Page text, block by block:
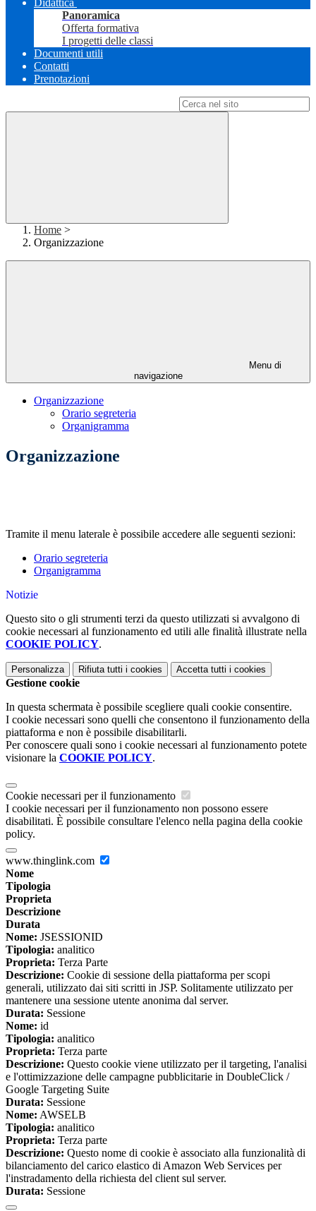
Didattica
Panoramica
Offerta formativa
I progetti delle classi
Documenti utili
Contatti
Prenotazioni
Home >
Organizzazione
Menu di
navigazione
Organizzazione
Orario segreteria
Organigramma
Organizzazione
Tramite il menu laterale è possibile accedere alle seguenti sezioni:
Orario segreteria
Organigramma
Notizie
Questo sito o gli strumenti terzi da questo utilizzati si avvalgono di
cookie necessari al funzionamento ed utili alle finalità illustrate nella
COOKIE POLICY.
Personalizza Rifiuta tutti i cookies Accetta tutti i cookies
Gestione cookie
In questa schermata è possibile scegliere quali cookie consentire.
I cookie necessari sono quelli che consentono il funzionamento della
piattaforma e non è possibile disabilitarli.
Per conoscere quali sono i cookie necessari al funzionamento potete
visionare la COOKIE POLICY.
Cookie necessari per il funzionamento
I cookie necessari per il funzionamento non possono essere
disabilitati. È possibile consultare l'elenco nella pagina della cookie
policy.
www.thinglink.com
Nome
Tipologia
Proprieta
Descrizione
Durata
Nome: JSESSIONID
Tipologia: analitico
Proprieta: Terza Parte
Descrizione: Cookie di sessione della piattaforma per scopi
generali, utilizzato dai siti scritti in JSP. Solitamente utilizzato per
mantenere una sessione utente anonima dal server.
Durata: Sessione
Nome: id
Tipologia: analitico
Proprieta: Terza parte
Descrizione: Questo cookie viene utilizzato per il targeting, l'analisi
e l'ottimizzazione delle campagne pubblicitarie in DoubleClick /
Google Targeting Suite
Durata: Sessione
Nome: AWSELB
Tipologia: analitico
Proprieta: Terza parte
Descrizione: Questo nome di cookie è associato alla funzionalità di
bilanciamento del carico elastico di Amazon Web Services per
l'instradamento della richiesta del client sul server.
Durata: Sessione